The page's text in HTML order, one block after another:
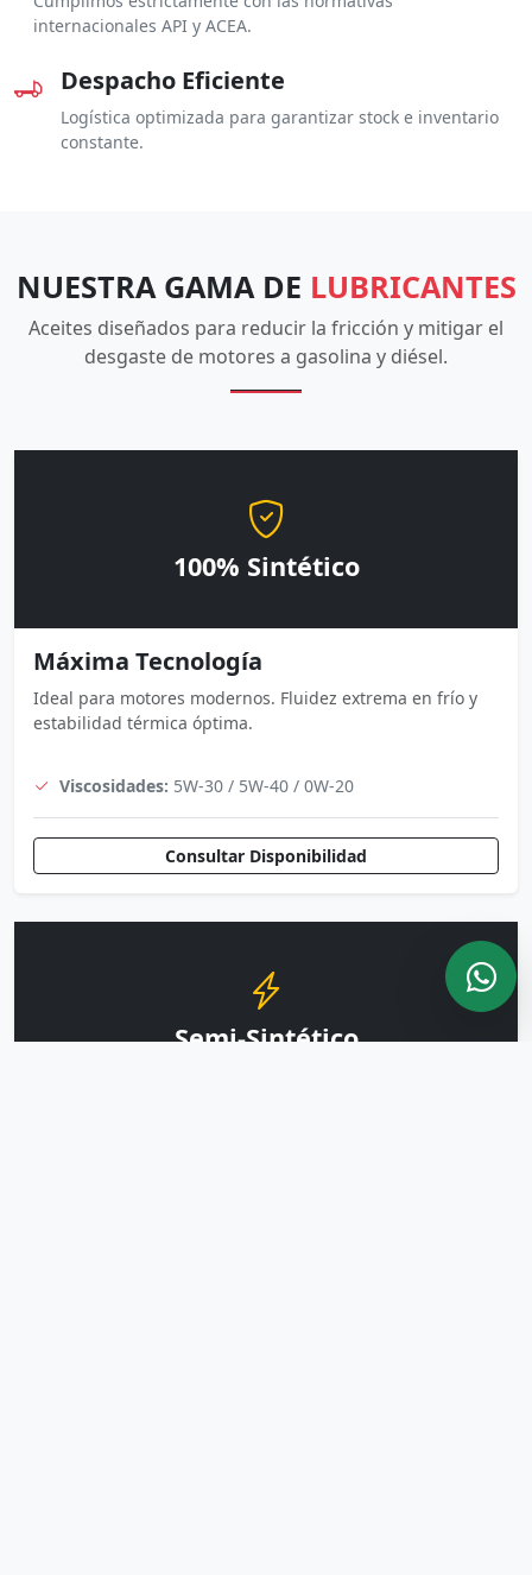
internacionales API y ACEA.
Despacho Eficiente
Logística optimizada para garantizar stock e inventario
constante.
NUESTRA GAMA DE LUBRICANTES
Aceites diseñados para reducir la fricción y mitigar el
desgaste de motores a gasolina y diésel.
100% Sintético
Máxima Tecnología
Ideal para motores modernos. Fluidez extrema en frío y
estabilidad térmica óptima.
Viscosidades: 5W-30 / 5W-40 / 0W-20
Consultar Disponibilidad
Semi-Sintético